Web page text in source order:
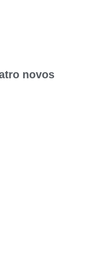
novos